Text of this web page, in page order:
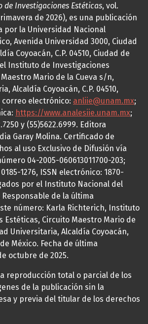
Investigaciones Estéticas, vol.
de 2026), es una publicación
por la Universidad Nacional
Avenida Universidad 3000, Ciudad
Coyoacán, C.P. 04510, Ciudad de
Instituto de Investigaciones
Mario de la Cueva s/n,
Alcaldía Coyoacán, C.P. 04510,
correo electrónico: anliie@unam.mx;
https://www.analesiie.unam.mx;
y (55)5622.6999. Editora
Garay Molina. Certificado de
al uso Exclusivo de Difusión vía
04-2005-060613011700-203;
1276, ISSN electrónico: 1870-
por el Instituto Nacional del
de la última
número: Karla Richterich, Instituto
Estéticas, Circuito Maestro Mario de
Universitaria, Alcaldía Coyoacán,
de México. Fecha de última
octubre de 2025.
reproducción total o parcial de los
de la publicación sin la
y previa del titular de los derechos